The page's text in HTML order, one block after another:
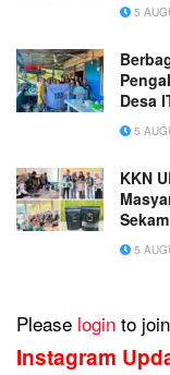
5
Desa
5
KKN
di5
Please login to
Instagram